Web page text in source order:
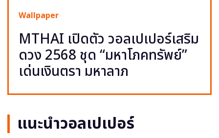
Wallpaper
MTHAI เปิดตัว วอลเปเปอร์เสริม
ดวง 2568 ชุด “มหาโภคทรัพย์”
เด่นเงินตรา มหาลาภ
แนะนำวอลเปเปอร์